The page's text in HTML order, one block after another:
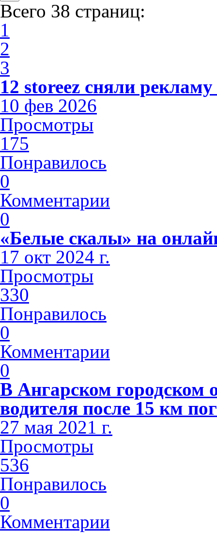
Всего 38 страниц:
1
2
3
12 storeez сняли
10 фев 2026
Просмотры
175
Понравилось
0
Комментарии
0
«Белые скалы» на
17 окт 2024 г.
Просмотры
330
Понравилось
0
Комментарии
0
В Ангарском городском
водителя после 15 км
27 мая 2021 г.
Просмотры
536
Понравилось
0
Комментарии